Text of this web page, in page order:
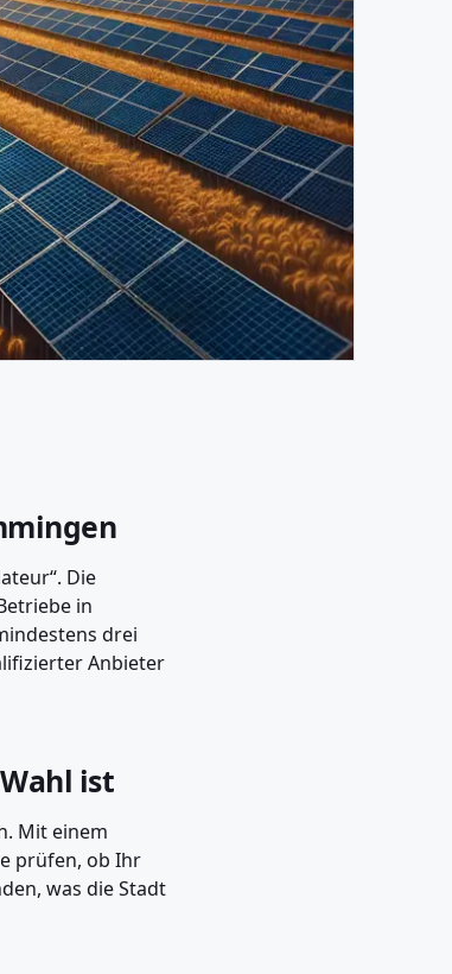
Die
in
drei
Anbieter
ist
Mit einem
prüfen, ob Ihr
was die Stadt